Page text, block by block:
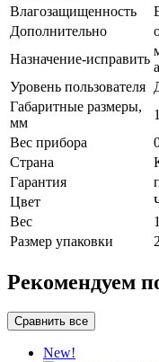
Влагозащищенность
Дополнительно
Назначение-исправить
Уровень пользователя
Габаритные размеры,
мм
Вес прибора
Страна
Гарантия
Цвет
Вес
Размер упаковки
Рекомендуем
New!